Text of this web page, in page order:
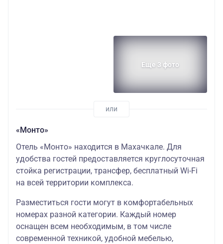
Еще 3 фото
«Монто»
Отель «Монто» находится в Махачкале. Для
удобства гостей предоставляется круглосуточная
стойка регистрации, трансфер, бесплатный Wi-Fi
на всей территории комплекса.
Разместиться гости могут в комфортабельных
номерах разной категории. Каждый номер
оснащен всем необходимым, в том числе
современной техникой, удобной мебелью,